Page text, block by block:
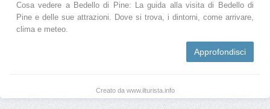
Cosa vedere a Bedello di Pine: La guida alla visita di Bedello di
Pine e delle sue attrazioni. Dove si trova, i dintorni, come arrivare,
clima e meteo.
Approfondisci
Creato da www.ilturista.info